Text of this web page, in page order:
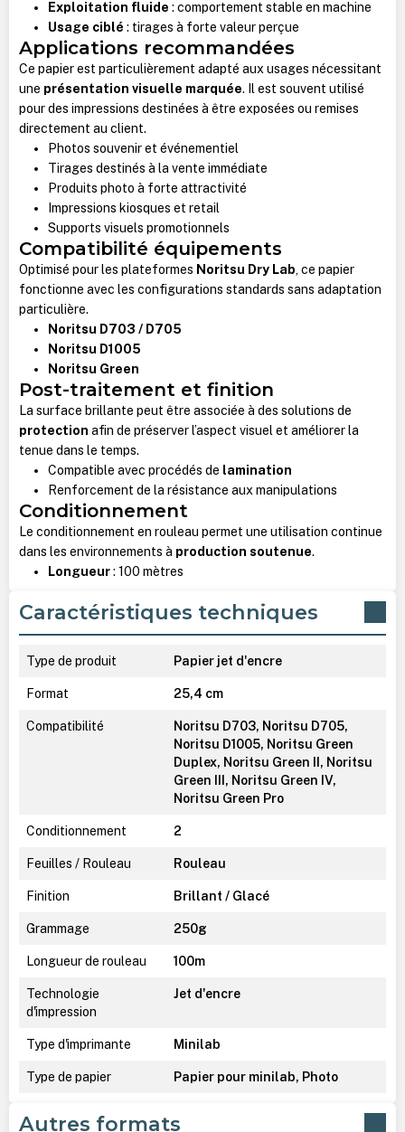
Exploitation fluide : comportement stable en machine
Usage ciblé : tirages à forte valeur perçue
Applications recommandées
Ce papier est particulièrement adapté aux usages nécessitant
une présentation visuelle marquée. Il est souvent utilisé
pour des impressions destinées à être exposées ou remises
directement au client.
Photos souvenir et événementiel
Tirages destinés à la vente immédiate
Produits photo à forte attractivité
Impressions kiosques et retail
Supports visuels promotionnels
Compatibilité équipements
Optimisé pour les plateformes Noritsu Dry Lab, ce papier
fonctionne avec les configurations standards sans adaptation
particulière.
Noritsu D703 / D705
Noritsu D1005
Noritsu Green
Post-traitement et finition
La surface brillante peut être associée à des solutions de
protection afin de préserver l’aspect visuel et améliorer la
tenue dans le temps.
Compatible avec procédés de lamination
Renforcement de la résistance aux manipulations
Conditionnement
Le conditionnement en rouleau permet une utilisation continue
dans les environnements à production soutenue.
Longueur: 100 mètres
Caractéristiques techniques
Type de produit Papier jet d'encre
Format 25,4 cm
Compatibilité
Noritsu D703, Noritsu D705,
Noritsu D1005, Noritsu Green
Duplex, Noritsu Green II, Noritsu
Green III, Noritsu Green IV,
Noritsu Green Pro
Conditionnement 2
Feuilles / Rouleau Rouleau
Finition Brillant / Glacé
Grammage 250g
Longueur de rouleau 100m
Technologie
d'impression
Jet d'encre
Type d'imprimante Minilab
Type de papier Papier pour minilab, Photo
Autres formats